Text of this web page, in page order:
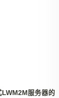
服务器的